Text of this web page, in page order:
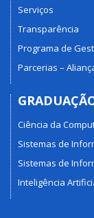
Serviços
Transparência
Programa de
Parcerias –
Ciência da
Sistemas de
Sistemas de
Inteligência